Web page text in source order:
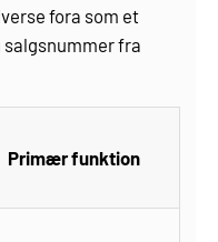
fora som et
fra
Primær funktion